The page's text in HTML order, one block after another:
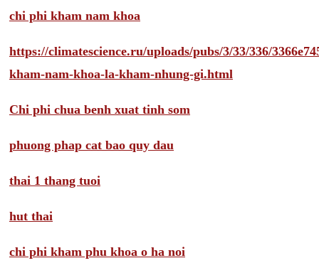
chi phi kham nam khoa
https://climatescience.ru/uploads/pubs/3/33/336/
kham-nam-khoa-la-kham-nhung-gi.html
Chi phi chua benh xuat tinh som
phuong phap cat bao quy dau
thai 1 thang tuoi
hut thai
chi phi kham phu khoa o ha noi